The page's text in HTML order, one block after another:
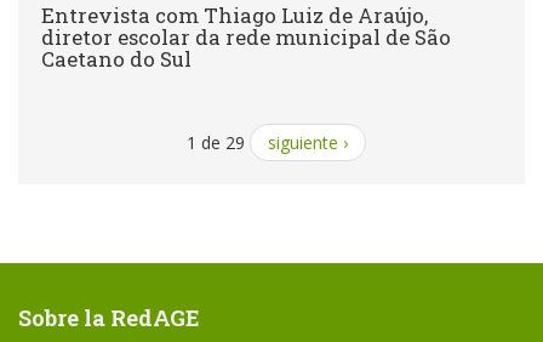
Entrevista com Thiago Luiz de Araújo,
diretor escolar da rede municipal de São
Caetano do Sul
1 de 29 siguiente ›
Sobre la RedAGE